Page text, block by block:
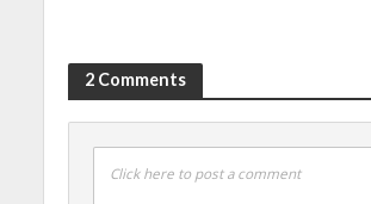
2 Comments
Click here to post a comment